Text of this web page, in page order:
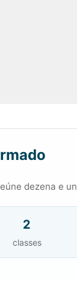
dezena e
2
classes